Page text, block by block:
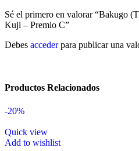
Sé el primero en valorar “Bakugo
Kuji – Premio C”
Debes accederpara publicar una
Productos Relacionados
-20%
Quick view
Add to wishlist